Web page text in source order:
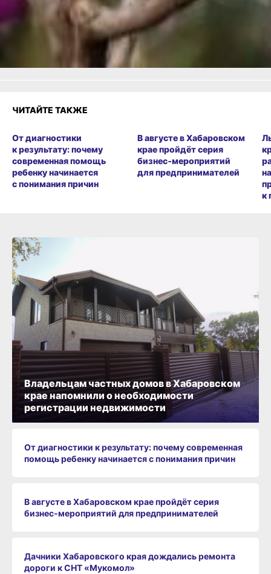
Удивило
Грустно
ЧИТАЙТЕ ТАКЖЕ
От диагностики
к результату: почему
современная помощь
ребенку начинается
с понимания причин
В августе в Хабаровском
крае пройдёт серия
бизнес‑мероприятий
для предпринимателей
к
Владельцам частных домов в Хабаровском
крае напомнили о необходимости
регистрации недвижимости
От диагностики к результату: почему современная
помощь ребенку начинается с понимания причин
В августе в Хабаровском крае пройдёт серия
бизнес‑мероприятий для предпринимателей
Дачники Хабаровского края дождались ремонта
дороги к СНТ «Мукомол»